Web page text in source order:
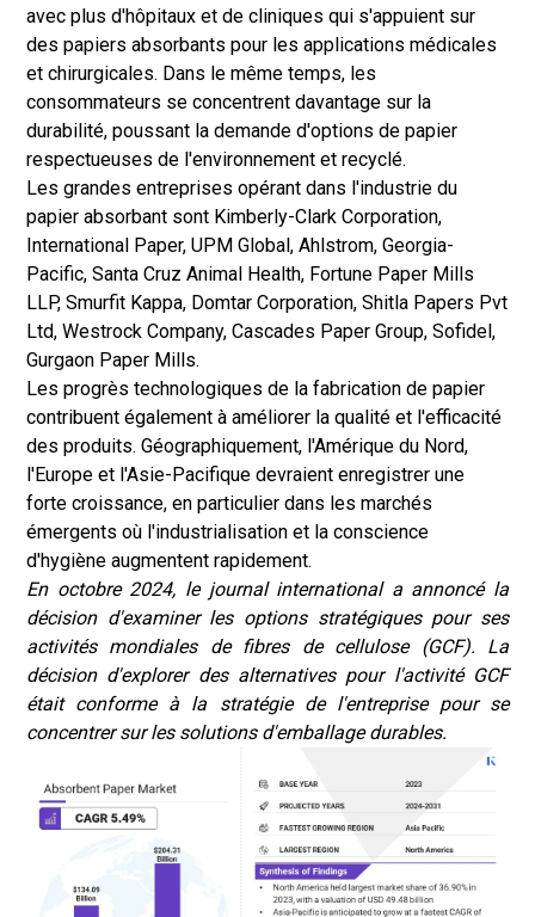
avec plus d'hôpitaux et de cliniques qui s'appuient sur
des papiers absorbants pour les applications médicales
et chirurgicales. Dans le même temps, les
consommateurs se concentrent davantage sur la
durabilité, poussant la demande d'options de papier
respectueuses de l'environnement et recyclé.
Les grandes entreprises opérant dans l'industrie du
papier absorbant sont Kimberly-Clark Corporation,
International Paper, UPM Global, Ahlstrom, Georgia-
Pacific, Santa Cruz Animal Health, Fortune Paper Mills
LLP, Smurfit Kappa, Domtar Corporation, Shitla Papers Pvt
Ltd, Westrock Company, Cascades Paper Group, Sofidel,
Gurgaon Paper Mills.
Les progrès technologiques de la fabrication de papier
contribuent également à améliorer la qualité et l'efficacité
des produits. Géographiquement, l'Amérique du Nord,
l'Europe et l'Asie-Pacifique devraient enregistrer une
forte croissance, en particulier dans les marchés
émergents où l'industrialisation et la conscience
d'hygiène augmentent rapidement.
En octobre 2024, le journal international a annoncé la
décision d'examiner les options stratégiques pour ses
activités mondiales de fibres de cellulose (GCF). La
décision d'explorer des alternatives pour l'activité GCF
était conforme à la stratégie de l'entreprise pour se
concentrer sur les solutions d'emballage durables.